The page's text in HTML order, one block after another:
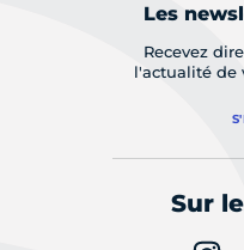
Les
Recevez
l'actualité de
Sur